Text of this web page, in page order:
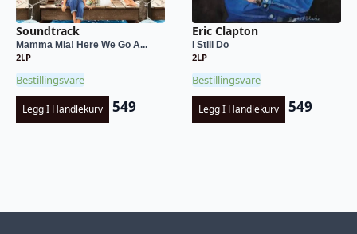
Soundtrack
Mamma Mia! Here We Go A...
2LP
Bestillingsvare
Legg I Handlekurv 549
Eric Clapton
I Still Do
2LP
Bestillingsvare
Legg I Handlekurv 549